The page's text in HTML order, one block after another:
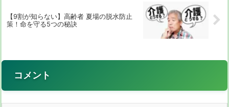
【9割が知らない】高齢者 夏場の脱水防止
策！命を守る5つの秘訣
コメント